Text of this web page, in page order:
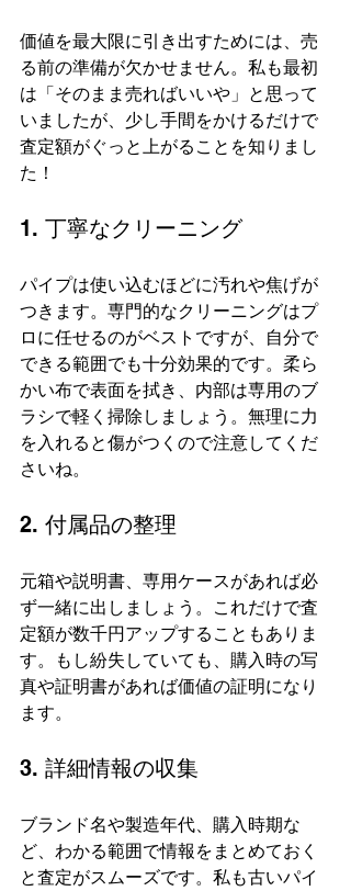
価値を最大限に引き出すためには、売
る前の準備が欠かせません。私も最初
は「そのまま売ればいいや」と思って
いましたが、少し手間をかけるだけで
査定額がぐっと上がることを知りまし
た！
1. 丁寧なクリーニング
パイプは使い込むほどに汚れや焦げが
つきます。専門的なクリーニングはプ
ロに任せるのがベストですが、自分で
できる範囲でも十分効果的です。柔ら
かい布で表面を拭き、内部は専用のブ
ラシで軽く掃除しましょう。無理に力
を入れると傷がつくので注意してくだ
さいね。
2. 付属品の整理
元箱や説明書、専用ケースがあれば必
ず一緒に出しましょう。これだけで査
定額が数千円アップすることもありま
す。もし紛失していても、購入時の写
真や証明書があれば価値の証明になり
ます。
3. 詳細情報の収集
ブランド名や製造年代、購入時期な
ど、わかる範囲で情報をまとめておく
と査定がスムーズです。私も古いパイ